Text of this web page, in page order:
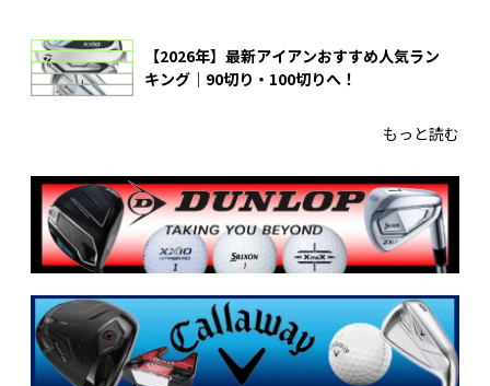
【2026年】最新アイアンおすすめ人気ラン
キング｜90切り・100切りへ！
もっと読む